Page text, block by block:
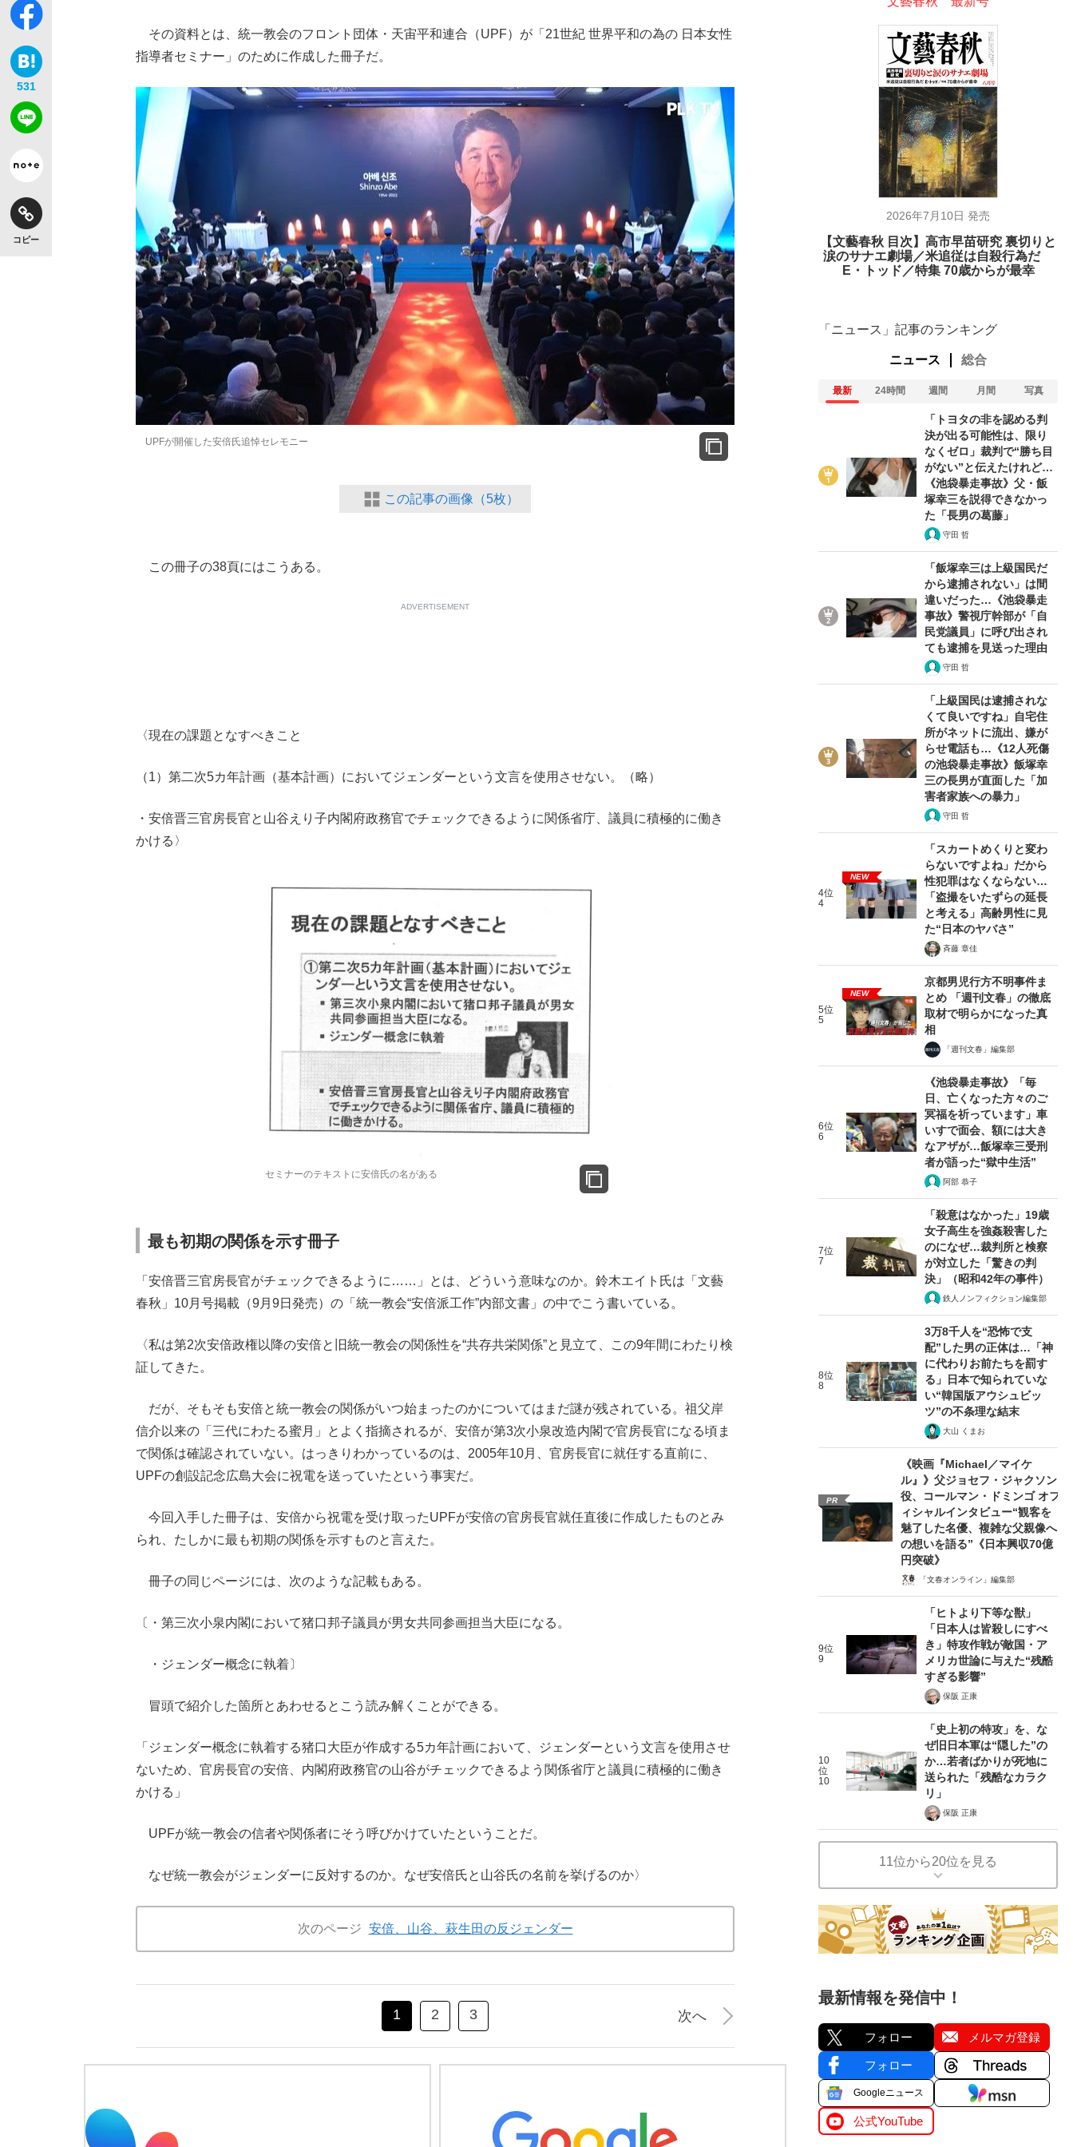
【独自】昭和の大女優・小川真由美（享年86）が鹿児島で3月に死去し...
《VIVANT》頼れる相棒・ドラムが認めた“照ノ富士に激怒され... 《BTS厳戒トーキョー滞在記》RM→渋谷で飲み会、JIN→伊豆の...
もっと見る
531
コピー
その資料とは、統一教会のフロント団体・天宙平和連合（UPF）が「21世紀 世界平和の為の 日本女性
指導者セミナー」のために作成した冊子だ。
UPFが開催した安倍氏追悼セレモニー
この記事の画像（5枚）
この冊子の38頁にはこうある。
ADVERTISEMENT
〈現在の課題となすべきこと
（1）第二次5カ年計画（基本計画）においてジェンダーという文言を使用させない。（略）
・安倍晋三官房長官と山谷えり子内閣府政務官でチェックできるように関係省庁、議員に積極的に働き
かける〉
セミナーのテキストに安倍氏の名がある
最も初期の関係を示す冊子
「安倍晋三官房長官がチェックできるように……」とは、どういう意味なのか。鈴木エイト氏は「文藝
春秋」10月号掲載（9月9日発売）の「統一教会“安倍派工作”内部文書」の中でこう書いている。
〈私は第2次安倍政権以降の安倍と旧統一教会の関係性を“共存共栄関係”と見立て、この9年間にわたり検
証してきた。
だが、そもそも安倍と統一教会の関係がいつ始まったのかについてはまだ謎が残されている。祖父岸
信介以来の「三代にわたる蜜月」とよく指摘されるが、安倍が第3次小泉改造内閣で官房長官になる頃ま
で関係は確認されていない。はっきりわかっているのは、2005年10月、官房長官に就任する直前に、
UPFの創設記念広島大会に祝電を送っていたという事実だ。
今回入手した冊子は、安倍から祝電を受け取ったUPFが安倍の官房長官就任直後に作成したものとみ
られ、たしかに最も初期の関係を示すものと言えた。
冊子の同じページには、次のような記載もある。
〔・第三次小泉内閣において猪口邦子議員が男女共同参画担当大臣になる。
・ジェンダー概念に執着〕
冒頭で紹介した箇所とあわせるとこう読み解くことができる。
「ジェンダー概念に執着する猪口大臣が作成する5カ年計画において、ジェンダーという文言を使用させ
ないため、官房長官の安倍、内閣府政務官の山谷がチェックできるよう関係省庁と議員に積極的に働き
かける」
UPFが統一教会の信者や関係者にそう呼びかけていたということだ。
なぜ統一教会がジェンダーに反対するのか。なぜ安倍氏と山谷氏の名前を挙げるのか〉
次のページ 安倍、山谷、萩生田の反ジェンダー
1 2 3 次へ
2026年7月10日 発売
【文藝春秋 目次】高市早苗研究 裏切りと
涙のサナエ劇場／米追従は自殺行為だ
E・トッド／特集 70歳からが最幸
「ニュース」記事のランキング
ニュース 総合
最新 24時間 週間 月間 写真
「トヨタの非を認める判
決が出る可能性は、限り
なくゼロ」裁判で“勝ち目
がない”と伝えたけれど…
《池袋暴走事故》父・飯
塚幸三を説得できなかっ
た「長男の葛藤」
守田 哲
「飯塚幸三は上級国民だ
から逮捕されない」は間
違いだった…《池袋暴走
事故》警視庁幹部が「自
民党議員」に呼び出され
ても逮捕を見送った理由
守田 哲
「上級国民は逮捕されな
くて良いですね」自宅住
所がネットに流出、嫌が
らせ電話も…《12人死傷
の池袋暴走事故》飯塚幸
三の長男が直面した「加
害者家族への暴力」
守田 哲
4位
4
NEW
「スカートめくりと変わ
らないですよね」だから
性犯罪はなくならない…
「盗撮をいたずらの延長
と考える」高齢男性に見
た“日本のヤバさ”
斉藤 章佳
5位
5
NEW
京都男児行方不明事件ま
とめ 「週刊文春」の徹底
取材で明らかになった真
相
「週刊文春」編集部
6位
6
《池袋暴走事故》「毎
日、亡くなった方々のご
冥福を祈っています」車
いすで面会、額には大き
なアザが…飯塚幸三受刑
者が語った“獄中生活”
阿部 恭子
7位
7
「殺意はなかった」19歳
女子高生を強姦殺害した
のになぜ…裁判所と検察
が対立した「驚きの判
決」（昭和42年の事件）
鉄人ノンフィクション編集部
8位
8
3万8千人を“恐怖で支
配”した男の正体は…「神
に代わりお前たちを罰す
る」日本で知られていな
い“韓国版アウシュビッ
ツ”の不条理な結末
大山 くまお
PR
《映画『Michael／マイケ
ル』》父ジョセフ・ジャクソン
役、コールマン・ドミンゴ オフ
ィシャルインタビュー“観客を
魅了した名優、複雑な父親像へ
の想いを語る”《日本興収70億
円突破》
「文春オンライン」編集部
9位
9
「ヒトより下等な獣」
「日本人は皆殺しにすべ
き」特攻作戦が敵国・ア
メリカ世論に与えた“残酷
すぎる影響”
保阪 正康
10
位
10
「史上初の特攻」を、な
ぜ旧日本軍は“隠した”の
か…若者ばかりが死地に
送られた「残酷なカラク
リ」
保阪 正康
11位から20位を見る
最新情報を発信中！
フォロー メルマガ登録
フォロー
Googleニュース
公式YouTube